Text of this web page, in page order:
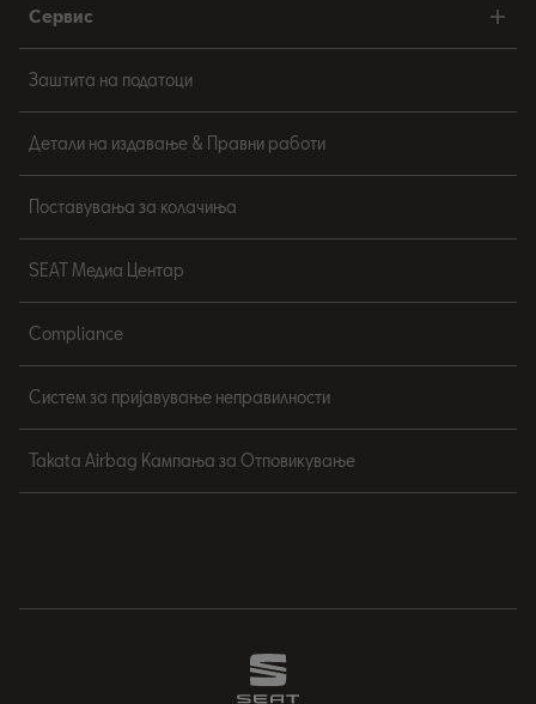
Сервис
Заштита на податоци
Детали на издавање & Правни работи
Поставувања за колачиња
SEAT Медиа Центар
Compliance
Систем за пријавување неправилности
Takata Airbag Кампања за Отповикување